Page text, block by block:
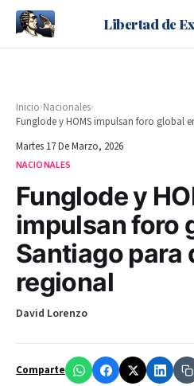
Libertad de
Inicio›Nacionales›
Martes 17 De Marzo, 2026
NACIONALES
Funglode y
impulsan foro
Santiago para
regional
David Lorenzo
Comparte